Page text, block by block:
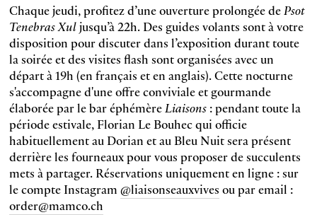
Chaque jeudi, profitez d’une ouverture prolongée dePsot
Tenebras Xuljusqu’à 22h. Des guides volants sont à votre
disposition pour discuter dans l’exposition durant toute
la soirée et des visites flash sont organisées avec un
départ à 19h (en français et en anglais). Cette nocturne
s'accompagne d'une offre conviviale et gourmande
élaborée par le bar éphémèreLiaisons: pendant toute la
période estivale, Florian Le Bouhec qui officie
habituellement au Dorian et au Bleu Nuit sera présent
derrière les fourneaux pour vous proposer de succulents
mets à partager. Réservations uniquement en ligne : sur
le compte Instagram @liaisonseauxvives ou par email :
order@mamco.ch